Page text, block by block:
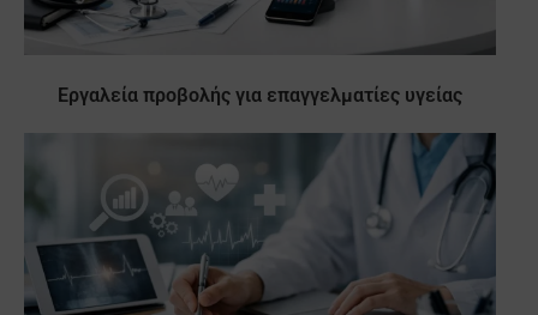
Εργαλεία προβολής για επαγγελματίες υγείας